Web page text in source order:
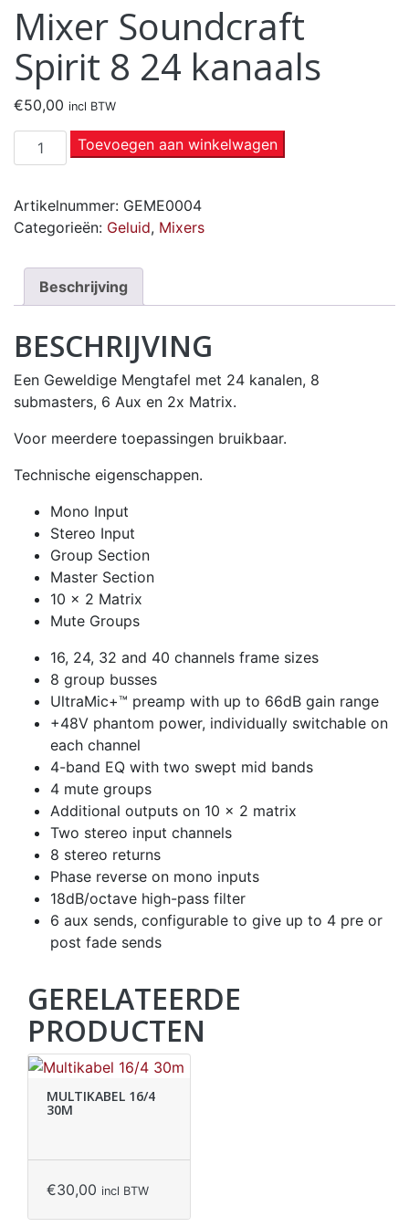
Mixer Soundcraft
Spirit 8 24 kanaals
€50,00 incl BTW
Toevoegen aan winkelwagen
Artikelnummer: GEME0004
Categorieën: Geluid, Mixers
Beschrijving
BESCHRIJVING
Een Geweldige Mengtafel met 24 kanalen, 8
submasters, 6 Aux en 2x Matrix.
Voor meerdere toepassingen bruikbaar.
Technische eigenschappen.
Mono Input
Stereo Input
Group Section
Master Section
10 x 2 Matrix
Mute Groups
16, 24, 32 and 40 channels frame sizes
8 group busses
UltraMic+™ preamp with up to 66dB gain range
+48V phantom power, individually switchable on
each channel
4-band EQ with two swept mid bands
4 mute groups
Additional outputs on 10 x 2 matrix
Two stereo input channels
8 stereo returns
Phase reverse on mono inputs
18dB/octave high-pass filter
6 aux sends, configurable to give up to 4 pre or
post fade sends
GERELATEERDE
PRODUCTEN
MULTIKABEL 16/4
30M
€30,00 incl BTW